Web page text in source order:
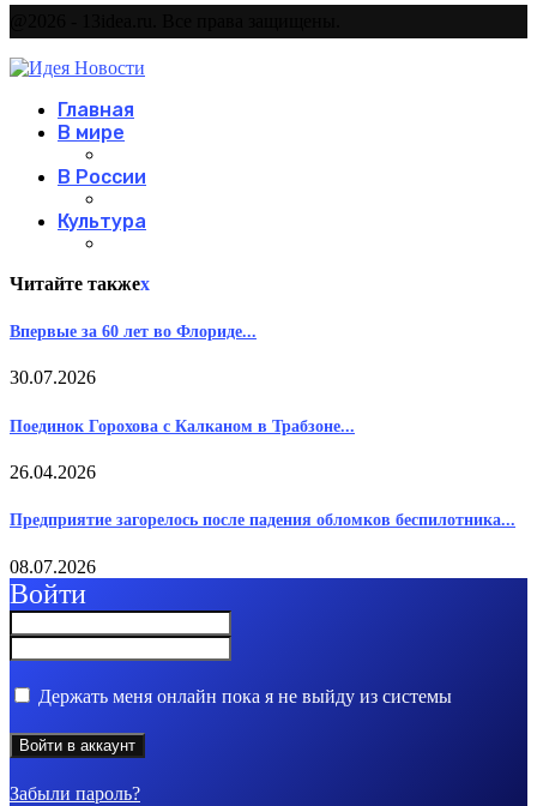
Главная
В мире
В России
Культура
Читайте такжеx
Впервые за 60 лет во Флориде...
30.07.2026
Поединок Горохова с Калканом в Трабзоне...
26.04.2026
Предприятие загорелось после падения обломков беспилотника...
08.07.2026
Войти
Держать меня онлайн пока я не выйду из системы
Забыли пароль?